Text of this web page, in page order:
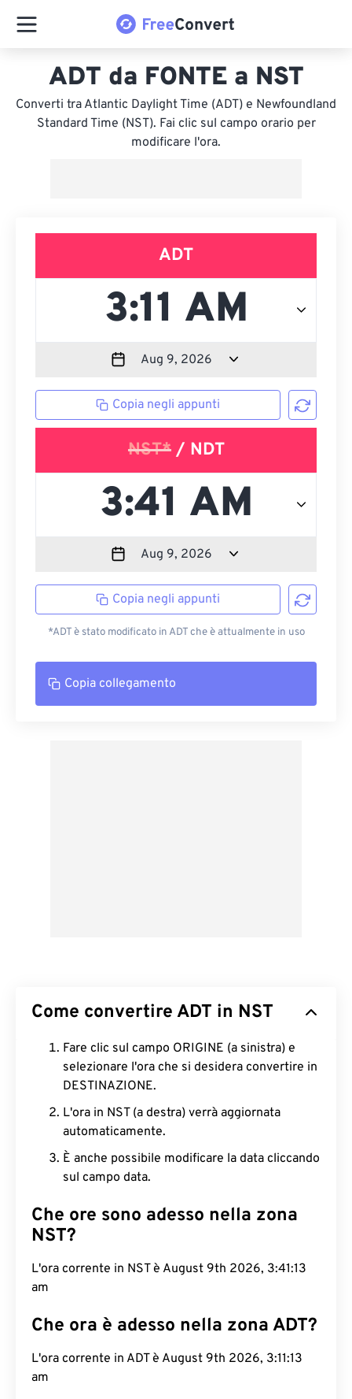
ADT da FONTE a NST
Converti tra Atlantic Daylight Time (ADT) e Newfoundland
Standard Time (NST). Fai clic sul campo orario per
modificare l'ora.
ADT
Copia negli appunti
NST*/ NDT
Copia negli appunti
*ADT è stato modificato in ADT che è attualmente in uso
Copia collegamento
Come convertire ADT in NST
Fare clic sul campo ORIGINE (a sinistra) e
selezionare l'ora che si desidera convertire in
DESTINAZIONE.
L'ora in NST (a destra) verrà aggiornata
automaticamente.
È anche possibile modificare la data cliccando
sul campo data.
Che ore sono adesso nella zona
NST?
L'ora corrente in NST è August 9th 2026, 3:41:14
am
Che ora è adesso nella zona ADT?
L'ora corrente in ADT è August 9th 2026, 3:11:14
am